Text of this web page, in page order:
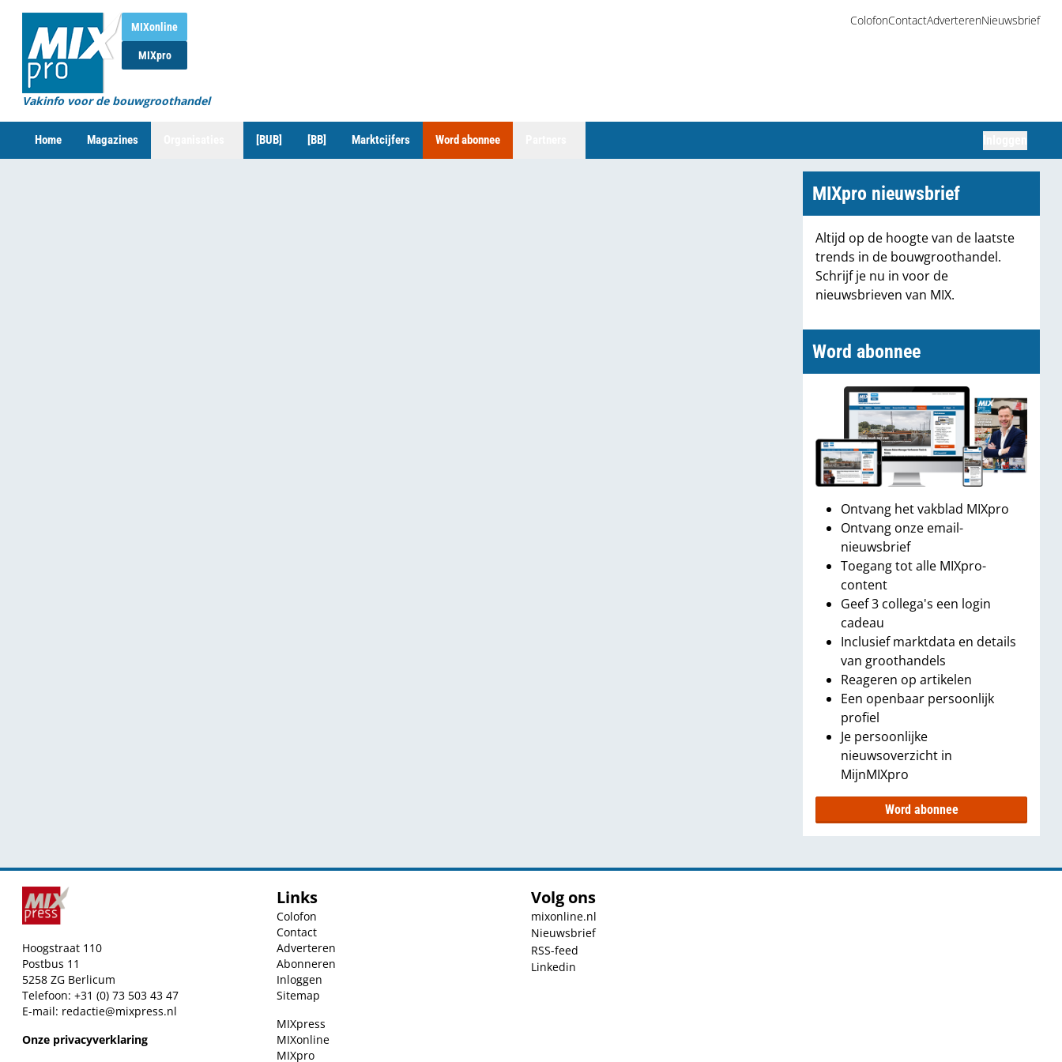
MIXonline
MIXpro
Vakinfo voor de bouwgroothandel
ColofonContactAdverterenNieuwsbrief
Home Magazines [BUB] [BB] Marktcijfers Word abonnee
MIXpro nieuwsbrief
Altijd op de hoogte van de laatste
trends in de bouwgroothandel.
Schrijf je nu in voor de
nieuwsbrieven van MIX.
Word abonnee
Ontvang het vakblad MIXpro
Ontvang onze email-
nieuwsbrief
Toegang tot alle MIXpro-
content
Geef 3 collega's een login
cadeau
Inclusief marktdata en details
van groothandels
Reageren op artikelen
Een openbaar persoonlijk
profiel
Je persoonlijke
nieuwsoverzicht in
MijnMIXpro
Word abonnee
Hoogstraat 110
Postbus 11
5258 ZG Berlicum
Telefoon: +31 (0) 73 503 43 47
E-mail: redactie@mixpress.nl
Onze privacyverklaring
Links
Colofon
Contact
Adverteren
Abonneren
Inloggen
Sitemap
MIXpress
MIXonline
MIXpro
Volg ons
mixonline.nl
Nieuwsbrief
RSS-feed
Linkedin